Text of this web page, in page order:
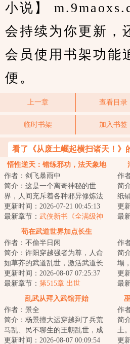
小说】
会持续为你更新，
会员使用书架功能
便。
上一章 查看目录
临时书架 加入书签
看了《从废土崛起横扫诸天！》
悟性逆天：错练邪功，法天象地
作者：剑飞暴雨中
简介：这是一个离奇神秘的世
界，人间充斥着各种邪异修炼法
门，人一旦修炼，轻者容貌性情
变化，入魔发癫，...
更新时间：2026-07-21 00:45:13
最新章节： 武侠新书《全满级神
功，全江湖只有我能练成》
作
简
纸
冥
生
更
最
苟在武道世界加点长生
作者：不偷半日闲
简介：许阳穿越强者为尊，人命
如草芥的武道乱世，激活武道长
生面板。面板对他行为进行评
估、结算，凡是有...
更新时间：2026-08-07 07:25:37
最新章节： 第515章 出世
作
简
塌
元
中
更
最
乱武从拜入武馆开始
作者：景全
简介：杨景撞大运穿越到了兵荒
马乱、民不聊生的王朝乱世，成
为了被祖父偏爱的农户子，全家
更新时间：2026-08-07 00:09:54
作
简
土
对
更